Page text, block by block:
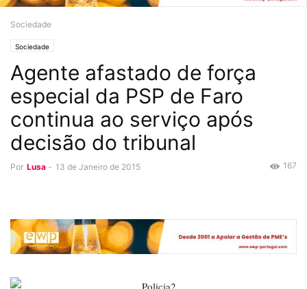
Sociedade
Sociedade
Agente afastado de força
especial da PSP de Faro
continua ao serviço após
decisão do tribunal
Por Lusa - 13 de Janeiro de 2015 167